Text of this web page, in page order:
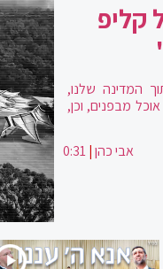
קליפ
המדינה שלנו,
מבפנים, וכן,
אבי כהן|
0:31